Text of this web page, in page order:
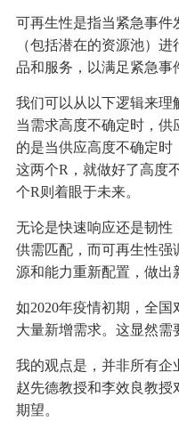
可再生性是指当紧急事件
（包括潜在的资源池）
品和服务，以满足紧急事
我们可以从以下逻辑来理
当需求高度不确定时，
的是当供应高度不确定时
这两个R，就做好了高度
个R则着眼于未来。
无论是快速响应还是韧性
供需匹配，而可再生性强
源和能力重新配置，做出
如2020年疫情初期，全
大量新增需求。这显然需
我的观点是，并非所有企
赵先德教授和李效良教授
期望。